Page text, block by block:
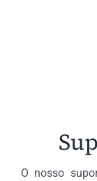
O nosso